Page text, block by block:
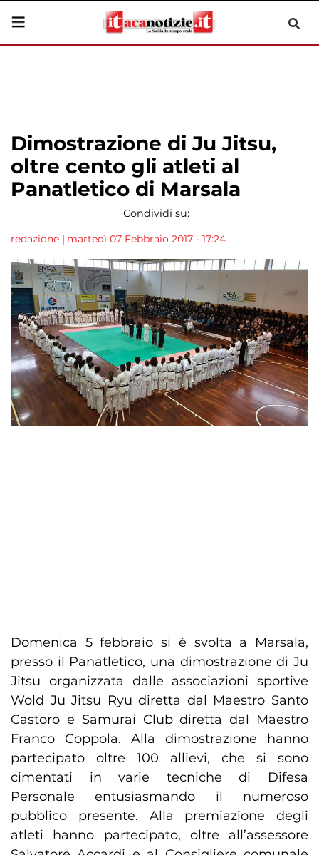
Dimostrazione di Ju Jitsu,
oltre cento gli atleti al
Panatletico di Marsala
Condividi su:
redazione | martedì 07 Febbraio 2017 - 17:24
Domenica 5 febbraio si è svolta a Marsala,
presso il Panatletico, una dimostrazione di Ju
Jitsu organizzata dalle associazioni sportive
Wold Ju Jitsu Ryu diretta dal Maestro Santo
Castoro e Samurai Club diretta dal Maestro
Franco Coppola. Alla dimostrazione hanno
partecipato oltre 100 allievi, che si sono
cimentati in varie tecniche di Difesa
Personale entusiasmando il numeroso
pubblico presente. Alla premiazione degli
atleti hanno partecipato, oltre all’assessore